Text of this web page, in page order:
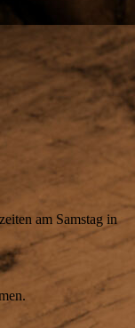
am Samstag in